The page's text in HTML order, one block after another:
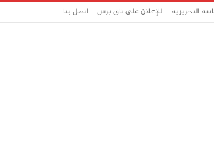
التحريرية للإعلان على تاق برس اتصل بنا